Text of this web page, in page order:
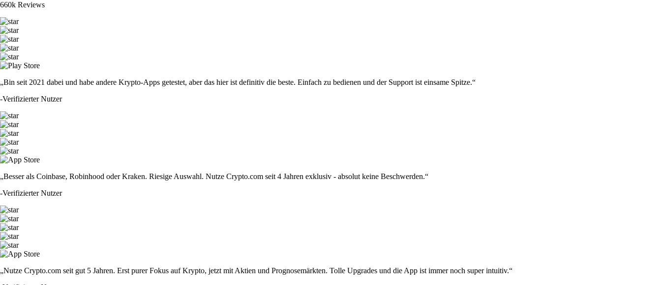
660k Reviews
„Bin seit 2021 dabei und habe andere Krypto-Apps getestet, aber das hier ist definitiv die beste. Einfach zu bedienen und der Support ist einsame Spitze.“
-Verifizierter Nutzer
„Besser als Coinbase, Robinhood oder Kraken. Riesige Auswahl. Nutze Crypto.com seit 4 Jahren exklusiv - absolut keine Beschwerden.“
-Verifizierter Nutzer
„Nutze Crypto.com seit gut 5 Jahren. Erst purer Fokus auf Krypto, jetzt mit Aktien und Prognosemärkten. Tolle Upgrades und die App ist immer noch super intuitiv.“